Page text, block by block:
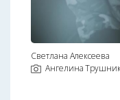
Светлана Алексеева
Ангелина